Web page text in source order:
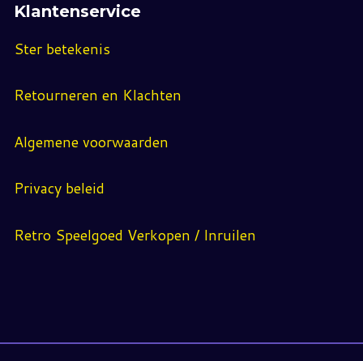
Klantenservice
Ster betekenis
Retourneren en Klachten
Algemene voorwaarden
Privacy beleid
Retro Speelgoed Verkopen / Inruilen